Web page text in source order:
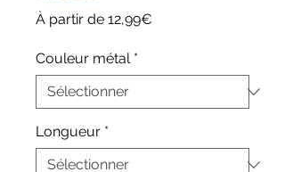
À partir de 12,99€
Couleur métal *
Longueur *